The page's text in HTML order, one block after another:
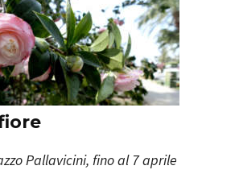
Pallavicini, fino al 7 aprile